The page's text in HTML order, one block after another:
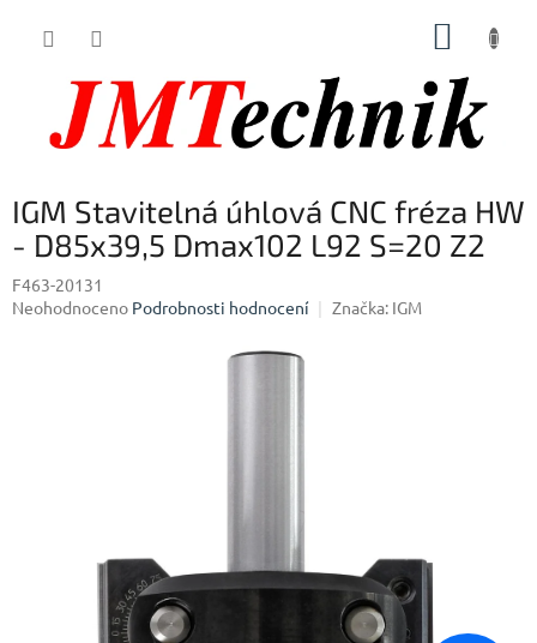
IGM Stavitelná úhlová CNC fréza HW
- D85x39,5 Dmax102 L92 S=20 Z2
F463-20131
Průměrné
Neohodnoceno Podrobnosti hodnocení Značka: IGM